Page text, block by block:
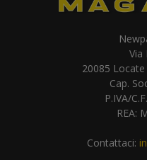
Via
20085
Cap.
P.IVA/
REA:
Contattaci: